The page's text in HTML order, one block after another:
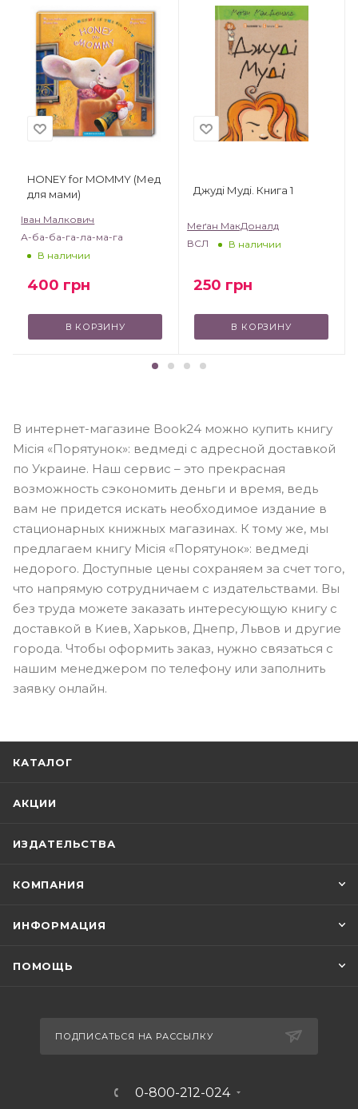
HONEY for MOMMY (Мед
для мами)
Іван Малкович
А-ба-ба-га-ла-ма-га
В наличии
400 грн
В КОРЗИНУ
Джуді Муді. Книга 1
Меґан МакДоналд
ВСЛ
В наличии
250 грн
В КОРЗИНУ
В интернет-магазине Book24 можно купить книгу
Місія «Порятунок»: ведмеді с адресной доставкой
по Украине. Наш сервис – это прекрасная
возможность сэкономить деньги и время, ведь
вам не придется искать необходимое издание в
стационарных книжных магазинах. К тому же, мы
предлагаем книгу Місія «Порятунок»: ведмеді
недорого. Доступные цены сохраняем за счет того,
что напрямую сотрудничаем с издательствами. Вы
без труда можете заказать интересующую книгу с
доставкой в Киев, Харьков, Днепр, Львов и другие
города. Чтобы оформить заказ, нужно связаться с
нашим менеджером по телефону или заполнить
заявку онлайн.
КАТАЛОГ
АКЦИИ
ИЗДАТЕЛЬСТВА
КОМПАНИЯ
ИНФОРМАЦИЯ
ПОМОЩЬ
ПОДПИСАТЬСЯ НА РАССЫЛКУ
0-800-212-024